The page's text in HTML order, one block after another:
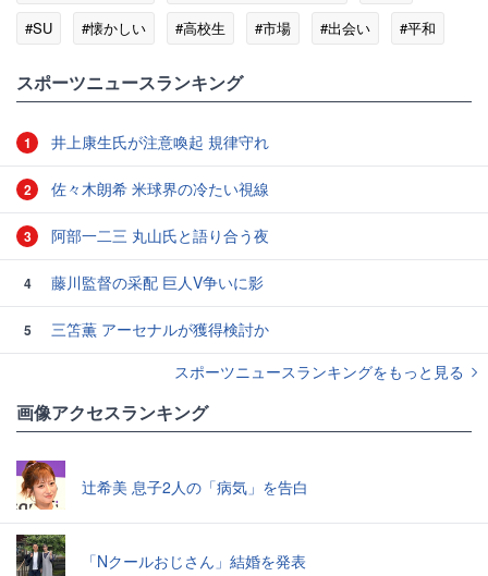
#SU
#懐かしい #高校生 #市場 #出会い
#平和
スポーツニュースランキング
1 井上康生氏が注意喚起 規律守れ
2 佐々木朗希 米球界の冷たい視線
3 阿部一二三 丸山氏と語り合う夜
4 藤川監督の采配 巨人V争いに影
5
三笘薫 アーセナルが獲得検討か
スポーツニュースランキングをもっと見る
画像アクセスランキング
辻希美 息子2人の「病気」を告白
「Nクールおじさん」結婚を発表